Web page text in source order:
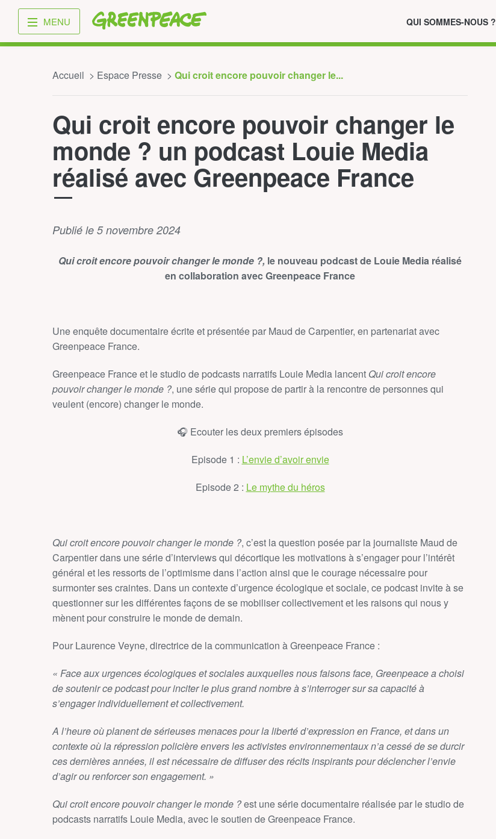
Greenpeace
MENU QUI SOMMES-NOUS ?
Accueil Espace Presse Qui croit encore pouvoir changer le...
Qui croit encore pouvoir changer le
monde ? un podcast Louie Media
réalisé avec Greenpeace France
Publié le 5 novembre 2024
Qui croit encore pouvoir changer le monde ?, le nouveau podcast de Louie Media réalisé
en collaboration avec Greenpeace France
Une enquête documentaire écrite et présentée par Maud de Carpentier, en partenariat avec
Greenpeace France.
Greenpeace France et le studio de podcasts narratifs Louie Media lancent Qui croit encore
pouvoir changer le monde ?, une série qui propose de partir à la rencontre de personnes qui
veulent (encore) changer le monde.
🎧 Ecouter les deux premiers épisodes
Episode 1 : L’envie d’avoir envie
Episode 2 : Le mythe du héros
Qui croit encore pouvoir changer le monde ?, c’est la question posée par la journaliste Maud de
Carpentier dans une série d’interviews qui décortique les motivations à s’engager pour l’intérêt
général et les ressorts de l’optimisme dans l’action ainsi que le courage nécessaire pour
surmonter ses craintes. Dans un contexte d’urgence écologique et sociale, ce podcast invite à se
questionner sur les différentes façons de se mobiliser collectivement et les raisons qui nous y
mènent pour construire le monde de demain.
Pour Laurence Veyne, directrice de la communication à Greenpeace France :
« Face aux urgences écologiques et sociales auxquelles nous faisons face, Greenpeace a choisi
de soutenir ce podcast pour inciter le plus grand nombre à s’interroger sur sa capacité à
s’engager individuellement et collectivement.
A l’heure où planent de sérieuses menaces pour la liberté d’expression en France, et dans un
contexte où la répression policière envers les activistes environnementaux n’a cessé de se durcir
ces dernières années, il est nécessaire de diffuser des récits inspirants pour déclencher l’envie
d’agir ou renforcer son engagement. »
Qui croit encore pouvoir changer le monde ?est une série documentaire réalisée par le studio de
podcasts narratifs Louie Media, avec le soutien de Greenpeace France.